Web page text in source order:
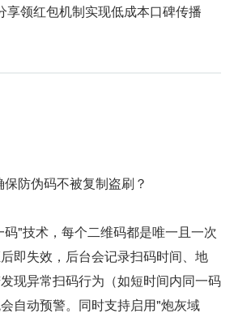
享领红包机制实现低成本口碑传播
防伪码不被复制盗刷？
"技术，每个二维码都是唯一且一次
即失效，后台会记录扫码时间、地
现异常扫码行为（如短时间内同一码
自动预警。同时支持启用"炮灰域